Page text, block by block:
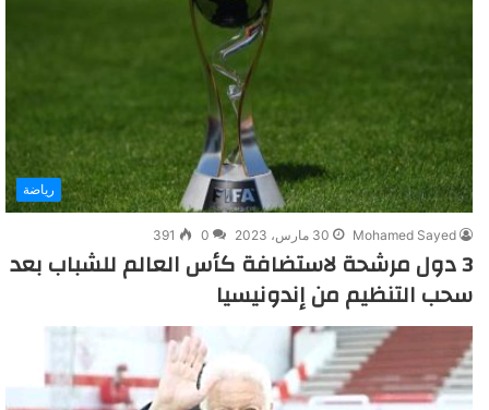
رياضة
Mohamed Sayed 30 مارس، 2023 0
391
3 دول مرشحة لاستضافة كأس العالم للشباب بعد
سحب التنظيم من إندونيسيا